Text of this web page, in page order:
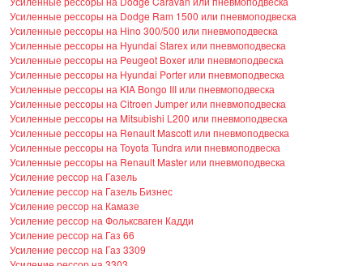
Усиленные рессоры на Dodge Ram 1500 или пневмоподвеска
Усиленные рессоры на Hino 300/500 или пневмоподвеска
Усиленные рессоры на Hyundai Starex или пневмоподвеска
Усиленные рессоры на Peugeot Boxer или пневмоподвеска
Усиленные рессоры на Hyundai Porter или пневмоподвеска
Усиленные рессоры на KIA Bongo III или пневмоподвеска
Усиленные рессоры на Citroen Jumper или пневмоподвеска
Усиленные рессоры на Mitsubishi L200 или пневмоподвеска
Усиленные рессоры на Renault Mascott или пневмоподвеска
Усиленные рессоры на Toyota Tundra или пневмоподвеска
Усиленные рессоры на Renault Master или пневмоподвеска
Усиление рессор на Газель
Усиление рессор на Газель Бизнес
Усиление рессор на Камазе
Усиление рессор на Фольксваген Кадди
Усиление рессор на Газ 66
Усиление рессор на Газ 3309